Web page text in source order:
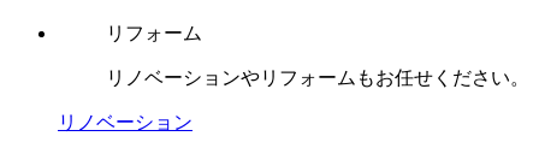
リフォーム
リノベーションやリフォームもお任せください。
リノベーション